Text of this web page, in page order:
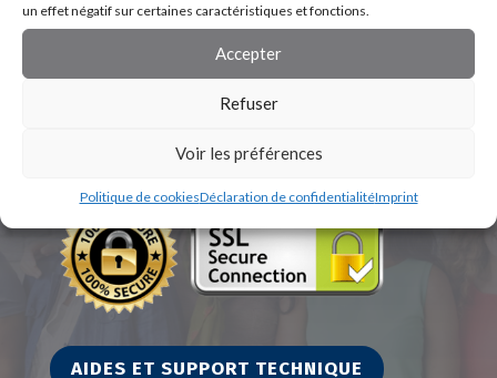
un effet négatif sur certaines caractéristiques et fonctions.
Accepter
Refuser
Voir les préférences
Politique de cookiesDéclaration de confidentialitéImprint
AIDES ET SUPPORT TECHNIQUE